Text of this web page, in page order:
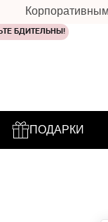
БДИТЕЛЬНЫ!
ПОДАРКИ